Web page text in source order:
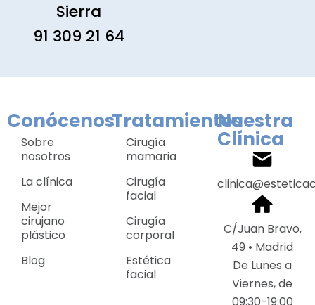
Sierra
91 309 21 64
Conócenos
Sobre
nosotros
La clínica
Mejor
cirujano
plástico
Blog
Tratamientos
Cirugía
mamaria
Cirugía
facial
Cirugía
corporal
Estética
facial
Nuestra
Clínica
C/Juan Bravo,
49 • Madrid
De Lunes a
Viernes, de